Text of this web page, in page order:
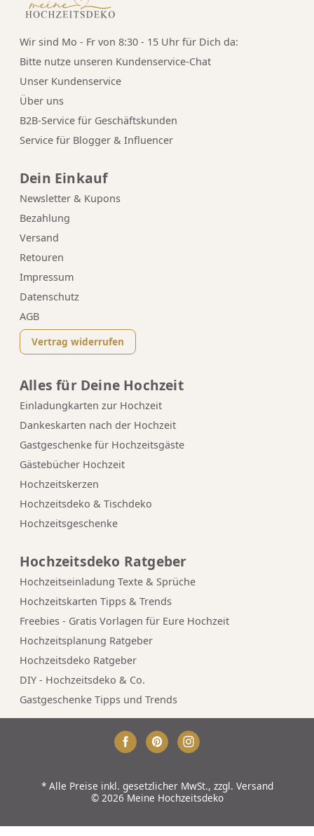
Wir sind Mo - Fr von 8:30 - 15 Uhr für Dich da:
Bitte nutze unseren Kundenservice-Chat
Unser Kundenservice
Über uns
B2B-Service für Geschäftskunden
Service für Blogger & Influencer
Dein Einkauf
Newsletter & Kupons
Bezahlung
Versand
Retouren
Impressum
Datenschutz
AGB
Vertrag widerrufen
Alles für Deine Hochzeit
Einladungkarten zur Hochzeit
Dankeskarten nach der Hochzeit
Gastgeschenke für Hochzeitsgäste
Gästebücher Hochzeit
Hochzeitskerzen
Hochzeitsdeko & Tischdeko
Hochzeitsgeschenke
Hochzeitsdeko Ratgeber
Hochzeitseinladung Texte & Sprüche
Hochzeitskarten Tipps & Trends
Freebies - Gratis Vorlagen für Eure Hochzeit
Hochzeitsplanung Ratgeber
Hochzeitsdeko Ratgeber
DIY - Hochzeitsdeko & Co.
Gastgeschenke Tipps und Trends
*Alle Preise inkl. gesetzlicher MwSt., zzgl. Versand
© 2026 Meine Hochzeitsdeko